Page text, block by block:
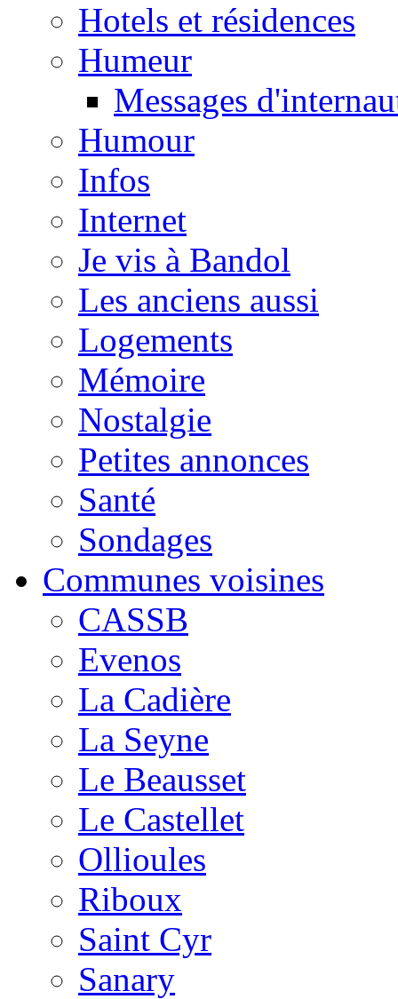
Hotels et résidences
Humeur
Messages
Humour
Infos
Internet
Je vis à Bandol
Les anciens aussi
Logements
Mémoire
Nostalgie
Petites annonces
Santé
Sondages
Communes voisines
CASSB
Evenos
La Cadière
La Seyne
Le Beausset
Le Castellet
Ollioules
Riboux
Saint Cyr
Sanary